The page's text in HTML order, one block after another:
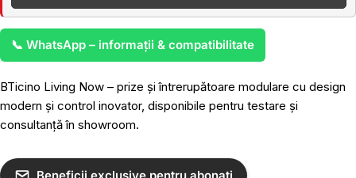
📞 WhatsApp – informații & compatibilitate
BTicino Living Now – prize și întrerupătoare modulare cu design
modern și control inovator, disponibile pentru testare și
consultanță în showroom.